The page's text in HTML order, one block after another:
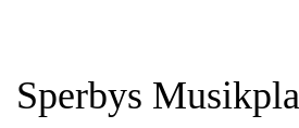
Sperbys